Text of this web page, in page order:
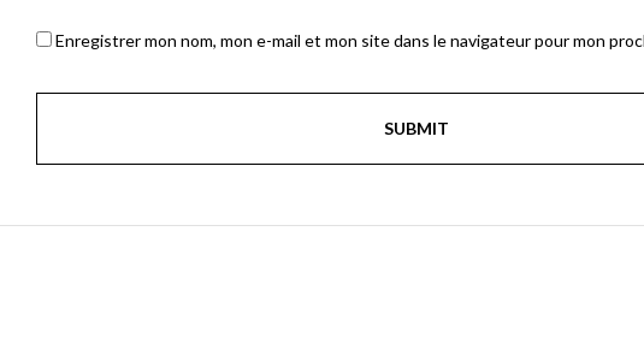
Enregistrer mon nom, mon e-mail et mon site dans le navigateur pour mon